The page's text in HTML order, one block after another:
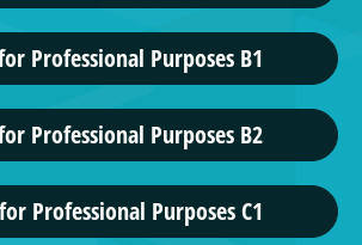
Professional Purposes B1
Professional Purposes B2
Professional Purposes C1